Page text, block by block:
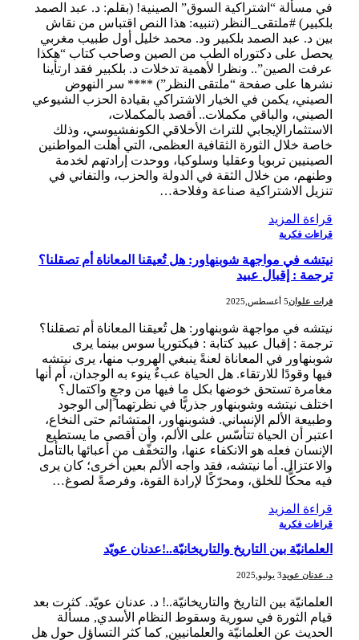
في مسألة “اشتراكية السوق” الصينية! (بقلم: د. عبد الصمد
بلكبير) #ملتقى_النظر (تنبيه: هذا النص اقتباس من نقاش
بين د. عبد الصمد بلكبير ود. محمد خليل أول طبيب مغربي
يحصل على دكتوراه الطب من الصين وصاحب كتاب “هكذا
عرفت الصين”.. ونظرا لأهمية تدخلات د. بلكبير فقد ارتأينا
نشرها على صفحة “ملتقى النظر”) **** سر النهوض
الصيني، يكمن في الخيار الاشتراكي بقيادة الحزب الشيوعي
الصيني، والباقي مكملات.. أقصد بالمكملات،
الاستثمارالإيجابي للتراث الأخلاقي الكونفشيوسي، وذلك
خاصة خلال الثورة الثقافية العظمى، التي أهلت المواطنين
الصينيين تربويا وعقليا وسلوكيا، ووحدت إرادتهم لخدمة
وطنهم، من خلال الثقة في الدولة والحزب، والتفاني في
تنزيل الاشتراكية صناعة وفلاحة…
قراءة المزيد
قراءات فكرية
نيتشه في مواجهة شوبنهاور: هل تُعيقنا المعاناة أم تصقلنا؟
ترجمة : إقبال عبيد
فرات علوان5 أغسطس,2025
نيتشه في مواجهة شوبنهاور: هل تُعيقنا المعاناة أم تصقلنا؟
ترجمة : إقبال عبيد كتابة : فيكتوريا سوس بينما يرى
شوبنهاور في المعاناة لعنةً ينبغي الهروب منها، يرى نيتشه
فيها وقودًا للارتقاء. هل الحياة عبءٌ ينوء به الوجدان، أم أنها
مغامرة تستحق خوضها بكل ما فيها من وجعٍ واكتمال؟
اختلف نيتشه وشوبنهاور جذريًّا في نظرتهما إلى الوجود
وطبيعة الألم الإنساني. فشوبنهاور، المتشائم حتى النخاع،
اعتبر أن الحياة تتأسّس على الألم، وأن أقصى ما يستطيع
الإنسان فعله هو الانكفاء عنها، والتخفّف من أعبائها بالتأمل
والاعتزال. أما نيتشه، فقد واجه الألم بعين أخرى؛ كان يرى
فيه محكًّا للخلق، ومحرّكًا لإرادة القوة، وفرصةً لصوغ…
قراءة المزيد
قراءات فكرية
العلمانيّة بين التاريخ والتاريخانيّة..!عدنان عويّد
د. عدنان عويد3 يوليو,2025
العلمانيّة بين التاريخ والتاريخانيّة..! د. عدنان عويّد. كثرت بعد
قيام الثورة في سورية وسقوط النظام الأسدي, مسألة
الحديث عن العلمانيّة والعلمانيين, كما كثر التساؤل حول هل